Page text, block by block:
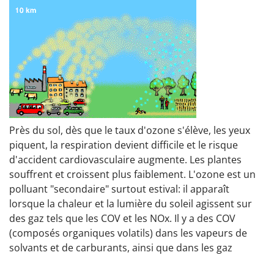
Près du sol, dès que le taux d'ozone s'élève, les yeux
piquent, la respiration devient difficile et le risque
d'accident cardiovasculaire augmente. Les plantes
souffrent et croissent plus faiblement. L'ozone est un
polluant "secondaire" surtout estival: il apparaît
lorsque la chaleur et la lumière du soleil agissent sur
des gaz tels que les COV et les NOx. Il y a des COV
(composés organiques volatils) dans les vapeurs de
solvants et de carburants, ainsi que dans les gaz